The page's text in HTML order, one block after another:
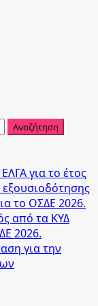
για το έτος
το ΟΣΔΕ 2026.
από τα ΚΥΔ
2026.
για την